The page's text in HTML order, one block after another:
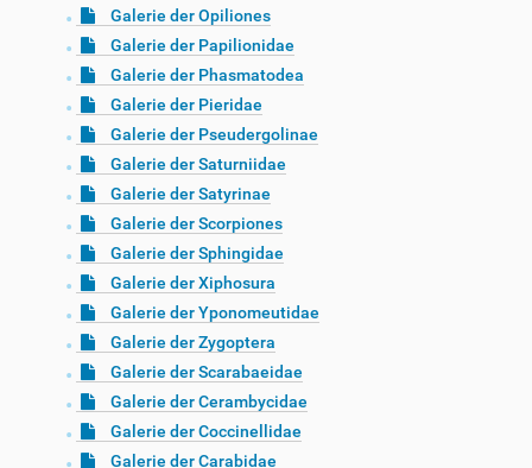
Galerie der Opiliones
Galerie der Papilionidae
Galerie der Phasmatodea
Galerie der Pieridae
Galerie der Pseudergolinae
Galerie der Saturniidae
Galerie der Satyrinae
Galerie der Scorpiones
Galerie der Sphingidae
Galerie der Xiphosura
Galerie der Yponomeutidae
Galerie der Zygoptera
Galerie der Scarabaeidae
Galerie der Cerambycidae
Galerie der Coccinellidae
Galerie der Carabidae